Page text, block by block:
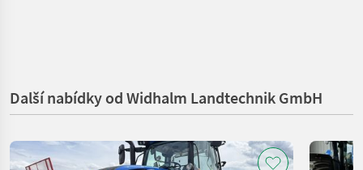
Další nabídky od Widhalm Landtechnik GmbH